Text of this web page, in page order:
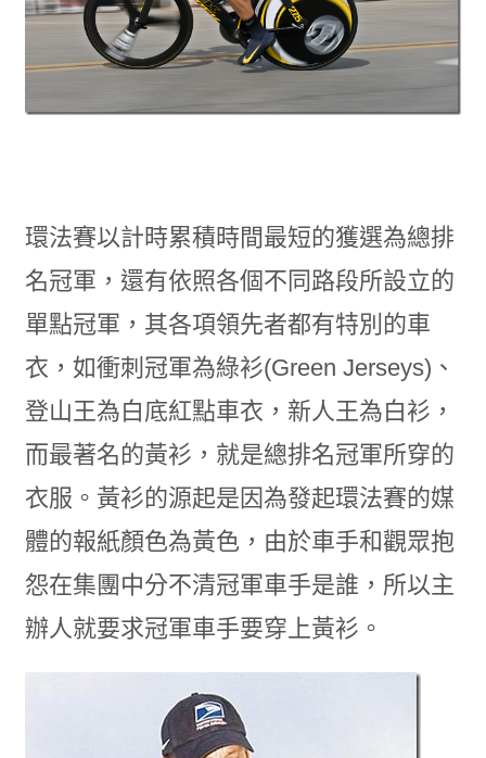
環法賽以計時累積時間最短的獲選為總排
名冠軍，還有依照各個不同路段所設立的
單點冠軍，其各項領先者都有特別的車
衣，如衝刺冠軍為綠衫(Green Jerseys)、
登山王為白底紅點車衣，新人王為白衫，
而最著名的黃衫，就是總排名冠軍所穿的
衣服。黃衫的源起是因為發起環法賽的媒
體的報紙顏色為黃色，由於車手和觀眾抱
怨在集團中分不清冠軍車手是誰，所以主
辦人就要求冠軍車手要穿上黃衫。